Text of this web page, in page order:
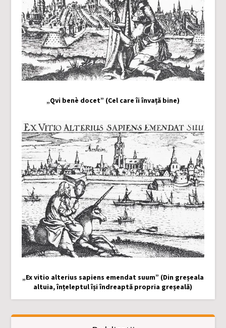
„Qvi benè docet” (Cel care îi învață bine)
„Ex vitio alterius sapiens emendat suum” (Din greșeala
altuia, înțeleptul își îndreaptă propria greșeală)